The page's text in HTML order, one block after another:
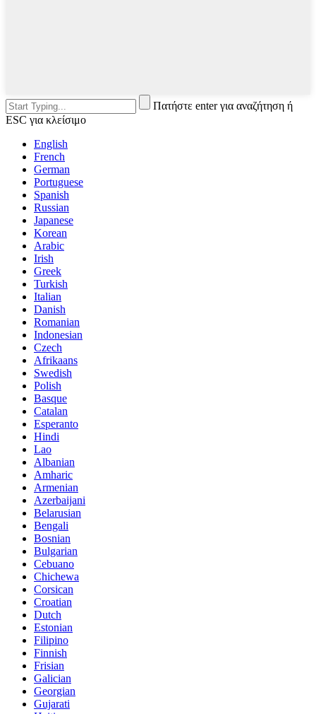
Πατήστε enter για αναζήτηση ή
ESC για κλείσιμο
English
French
German
Portuguese
Spanish
Russian
Japanese
Korean
Arabic
Irish
Greek
Turkish
Italian
Danish
Romanian
Indonesian
Czech
Afrikaans
Swedish
Polish
Basque
Catalan
Esperanto
Hindi
Lao
Albanian
Amharic
Armenian
Azerbaijani
Belarusian
Bengali
Bosnian
Bulgarian
Cebuano
Chichewa
Corsican
Croatian
Dutch
Estonian
Filipino
Finnish
Frisian
Galician
Georgian
Gujarati